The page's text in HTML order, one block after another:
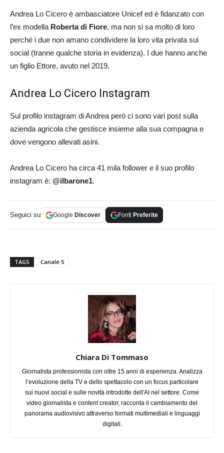
Andrea Lo Cicero è ambasciatore Unicef ed è fidanzato con
l’ex modella Roberta di Fiore, ma non si sa molto di loro
perché i due non amano condividere la loro vita privata sui
social (tranne qualche storia in evidenza). I due hanno anche
un figlio Ettore, avuto nel 2019.
Andrea Lo Cicero Instagram
Sul profilo instagram di Andrea però ci sono vari post sulla
azienda agricola che gestisce insieme alla sua compagna e
dove vengono allevati asini.
Andrea Lo Cicero ha circa 41 mila follower e il suo profilo
instagram è: @ilbarone1.
Seguici su Google Discover Fonti Preferite
TAGS Canale 5
Chiara Di Tommaso
Giornalista professionista con oltre 15 anni di esperienza. Analizza
l’evoluzione della TV e dello spettacolo con un focus particolare
sui nuovi social e sulle novità introdotte dell'AI nel settore. Come
video giornalista e content creator, racconta il cambiamento del
panorama audiovisivo attraverso formati multimediali e linguaggi
digitali.